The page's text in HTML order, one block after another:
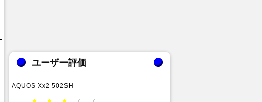
ユーザー評価
AQUOS Xx2 502SH